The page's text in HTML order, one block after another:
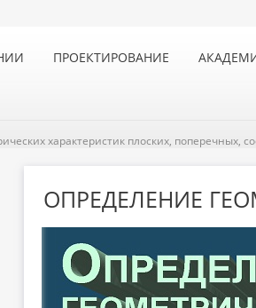
ПРОЕКТИРОВАНИЕ
характеристик плоских, поперечных,
ОПРЕДЕЛЕНИЕ